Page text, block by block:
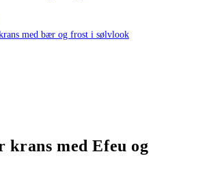
med Efeu og